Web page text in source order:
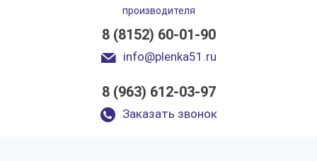
производителя
8 (8152) 60-01-90
info@plenka51.ru
8 (963) 612-03-97
Заказать звонок